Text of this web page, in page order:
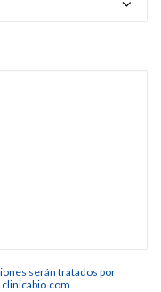
serán tratados por